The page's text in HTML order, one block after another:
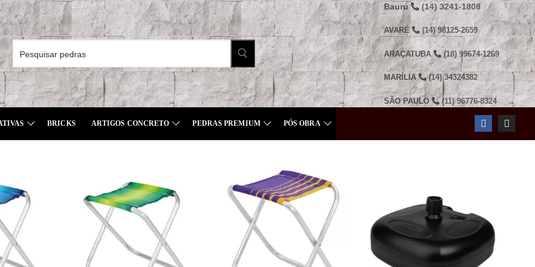
por:
Bauru (14) 3241-1808
AVARÉ (14) 98125-2659
ARAÇATUBA (18) 99674-1269
MARÍLIA (14) 34324382
SÃO PAULO (11) 96776-8324
BRICKS ARTIGOS CONCRETO PEDRAS PREMIUM PÓS OBRA